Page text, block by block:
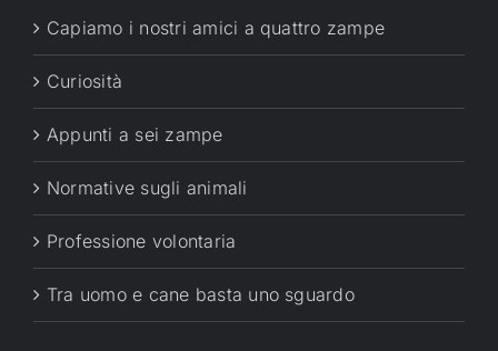
Capiamo i nostri amici a quattro zampe
Curiosità
Appunti a sei zampe
Normative sugli animali
Professione volontaria
Tra uomo e cane basta uno sguardo